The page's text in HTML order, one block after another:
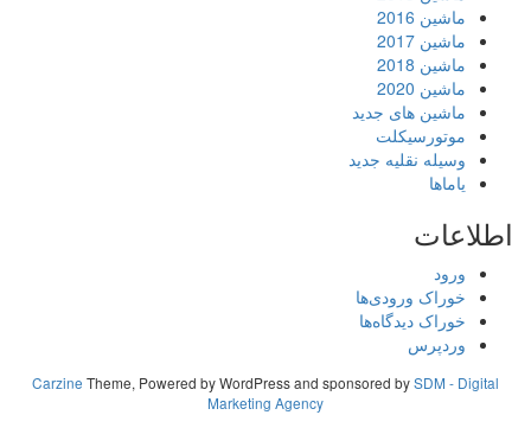
ماشین 2016
ماشین 2017
ماشین 2018
ماشین 2020
ماشین های جدید
موتورسیکلت
وسیله نقلیه جدید
یاماها
اطلاعات
ورود
خوراک ورودی‌ها
خوراک دیدگاه‌ها
وردپرس
CarzineTheme, Powered by WordPress and sponsored bySDM - Digital
Marketing Agency